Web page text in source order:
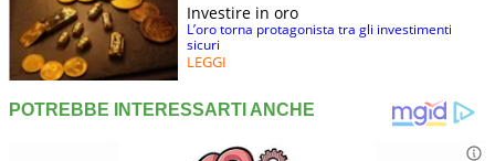
Investire in oro
L’oro torna protagonista tra gli investimenti
sicuri
LEGGI